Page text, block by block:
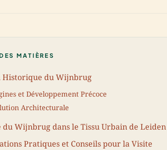
MATIÈRES
Historique du Wijnbrug
et Développement Précoce
Architecturale
du Wijnbrug dans le Tissu Urbain de Leiden
Pratiques et Conseils pour la Visite